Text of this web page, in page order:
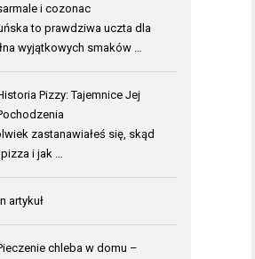
i cozonac
to prawdziwa uczta dla
wyjątkowych smaków …
Pizzy: Tajemnice Jej
zastanawiałeś się, skąd
i jak …
artykuł
chleba w domu –